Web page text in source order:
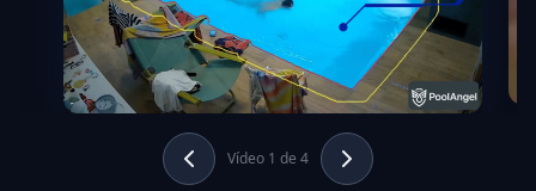
Vídeo 1 de 4